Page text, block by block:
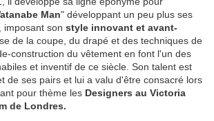
Man" développant un peu plus ses
imposant son style innovant et avant-
de la coupe, du drapé et des techniques de
construction du vêtement en font l'un des
et inventif de ce siècle. Son talent est
de ses pairs et lui a valu d'être consacré lors
pour thème les Designers au Victoria
de Londres.